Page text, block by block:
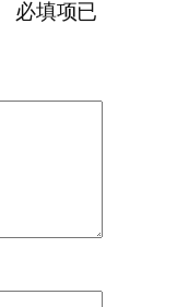
必填项已